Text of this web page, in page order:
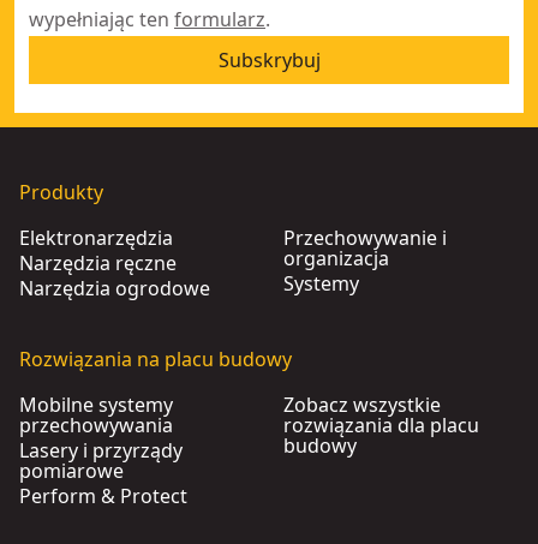
wypełniając ten formularz.
Subskrybuj
Produkty
Elektronarzędzia
Narzędzia ręczne
Narzędzia ogrodowe
Przechowywanie i
organizacja
Systemy
Rozwiązania na placu budowy
Mobilne systemy
przechowywania
Lasery i przyrządy
pomiarowe
Perform & Protect
Zobacz wszystkie
rozwiązania dla placu
budowy